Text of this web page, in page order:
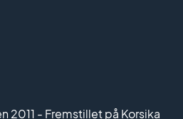
2011 - Fremstillet på Korsika